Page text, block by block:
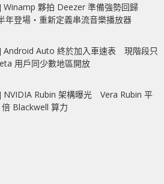
Winamp 夥拍 Deezer 準備強勢回歸
年登場‧重新定義串流音樂播放器
Android Auto 終於加入車速表 現階段只
用戶同少數地區開放
NVIDIA Rubin 架構曝光 Vera Rubin 平
Blackwell 算力